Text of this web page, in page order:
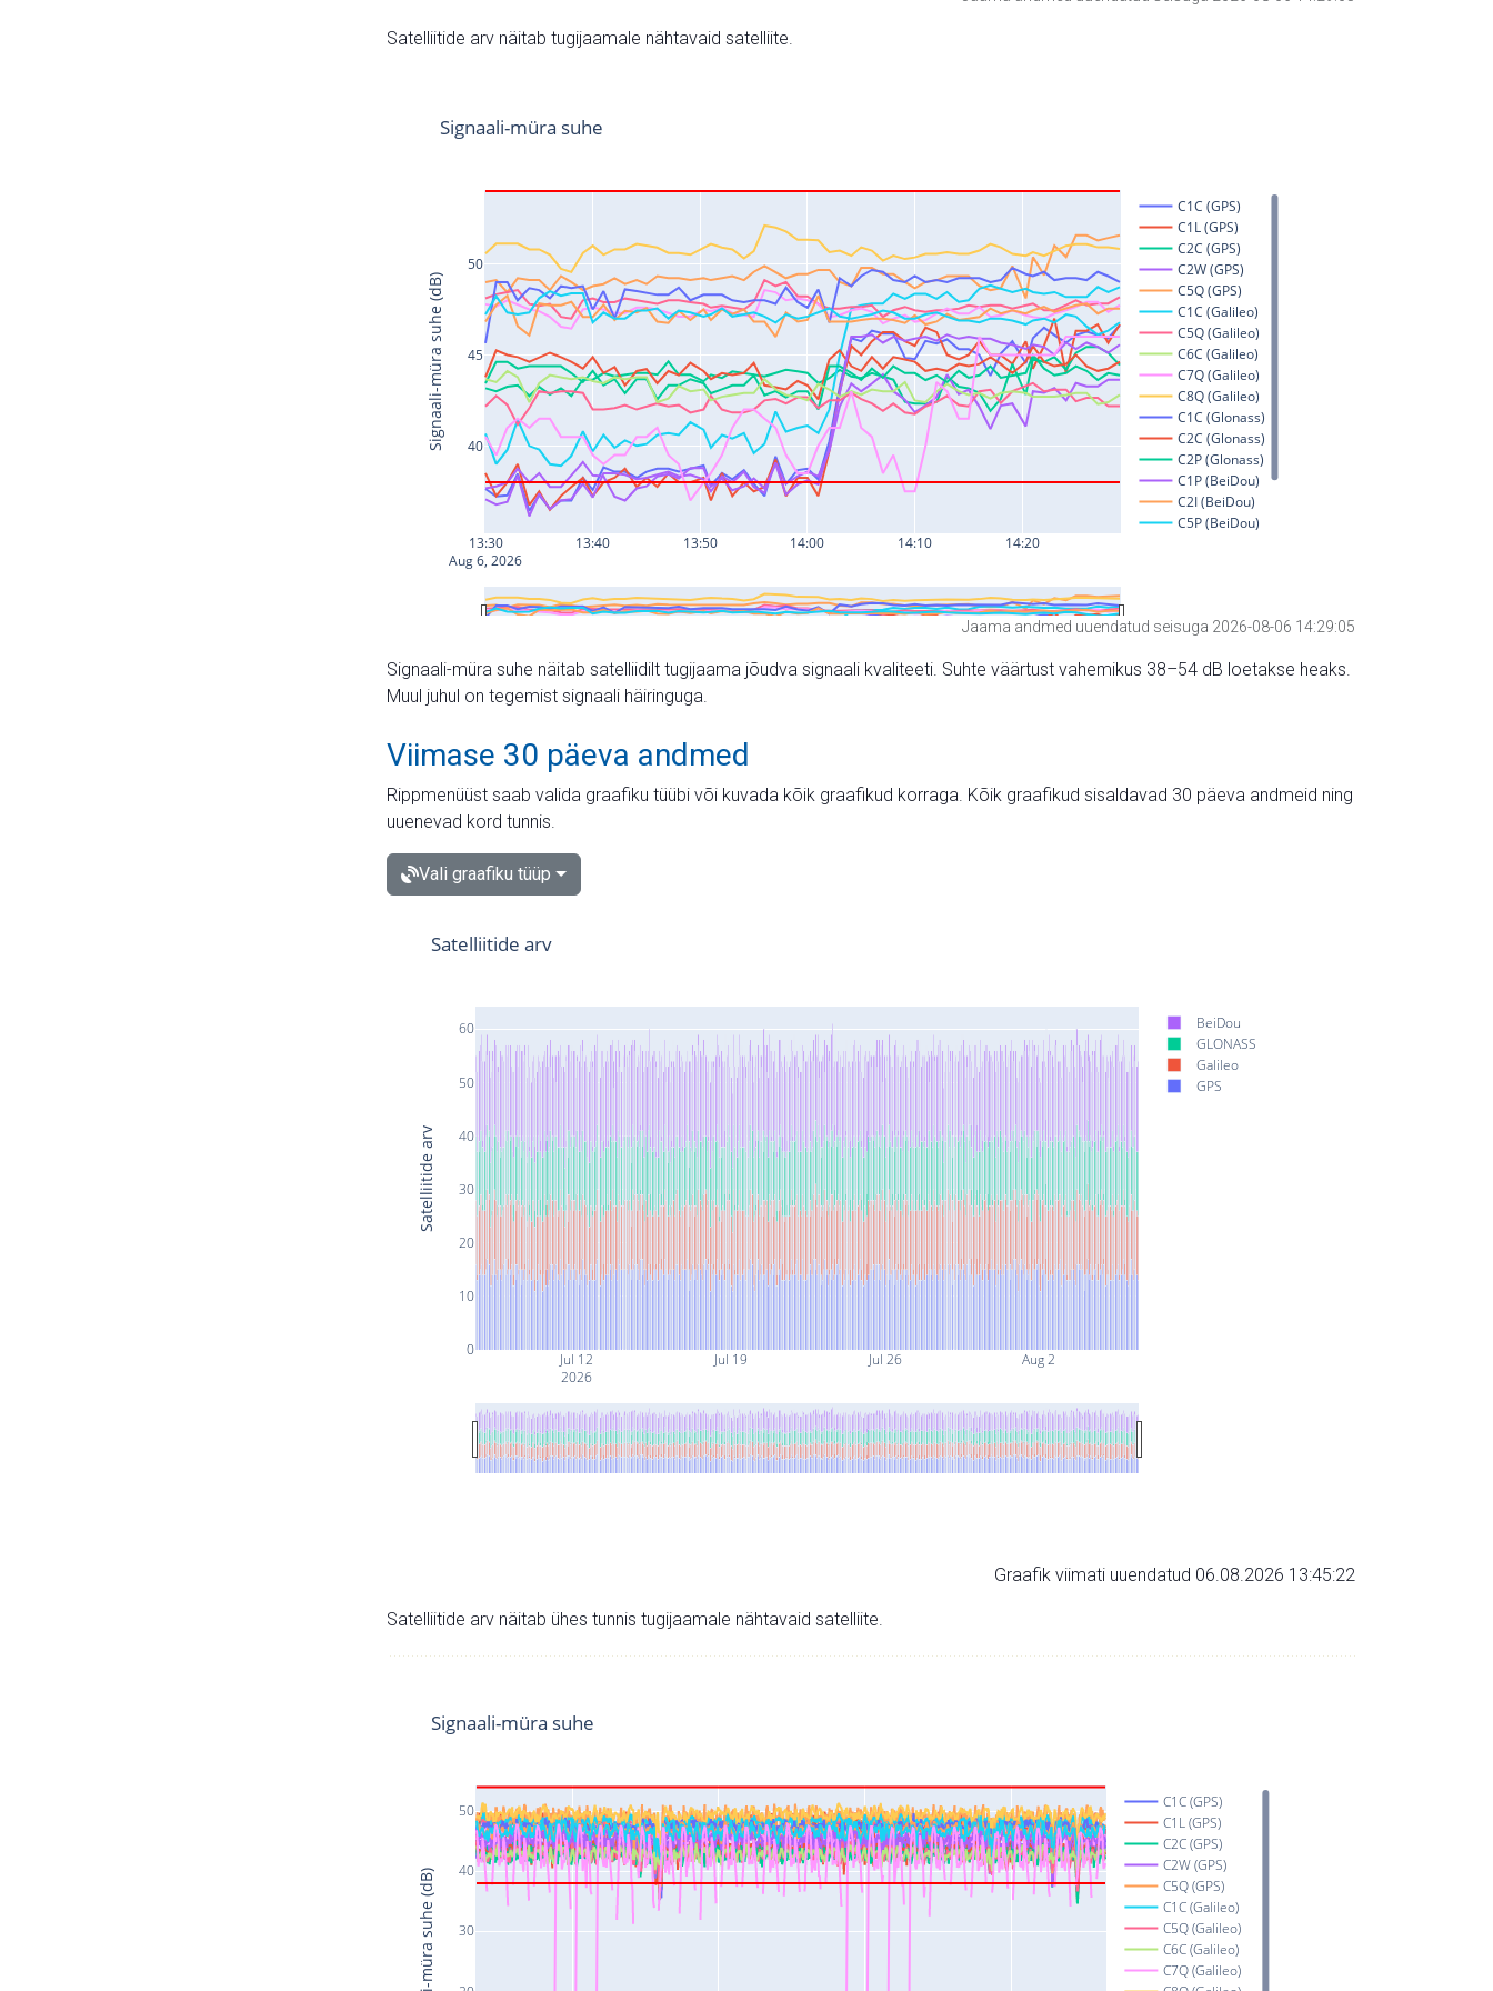
Satelliitide arv näitab tugijaamale nähtavaid satelliite.
Jaama andmed uuendatud seisuga 2026-08-06 14:29:05
Signaali-müra suhe näitab satelliidilt tugijaama jõudva signaali kvaliteeti. Suhte väärtust vahemikus 38–54 dB loetakse heaks.
Muul juhul on tegemist signaali häiringuga.
Viimase 30 päeva andmed
Rippmenüüst saab valida graafiku tüübi või kuvada kõik graafikud korraga. Kõik graafikud sisaldavad 30 päeva andmeid ning
uuenevad kord tunnis.
Vali graafiku tüüp
Jul 12
2026
Jul 19 Jul 26 Aug 2
0
10
20
30
40
50
60
BeiDou
GLONASS
Galileo
GPS
Satelliitide arv
Satelliitide arv
Graafik viimati uuendatud 06.08.2026 13:45:22
Satelliitide arv näitab ühes tunnis tugijaamale nähtavaid satelliite.
30
40
50
C1C (GPS)
C1L (GPS)
C2C (GPS)
C2W (GPS)
C5Q (GPS)
C1C (Galileo)
C5Q (Galileo)
C6C (Galileo)
C7Q (Galileo)
Signaali-müra suhe